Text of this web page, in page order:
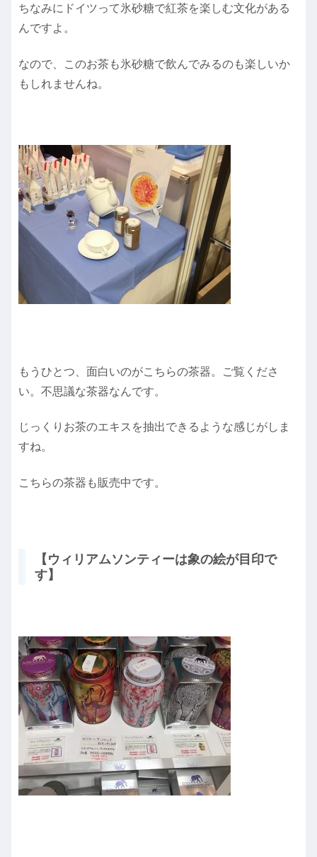
ちなみにドイツって氷砂糖で紅茶を楽しむ文化がある
んですよ。
なので、このお茶も氷砂糖で飲んでみるのも楽しいか
もしれませんね。
もうひとつ、面白いのがこちらの茶器。ご覧くださ
い。不思議な茶器なんです。
じっくりお茶のエキスを抽出できるような感じがしま
すね。
こちらの茶器も販売中です。
【ウィリアムソンティーは象の絵が目印で
す】